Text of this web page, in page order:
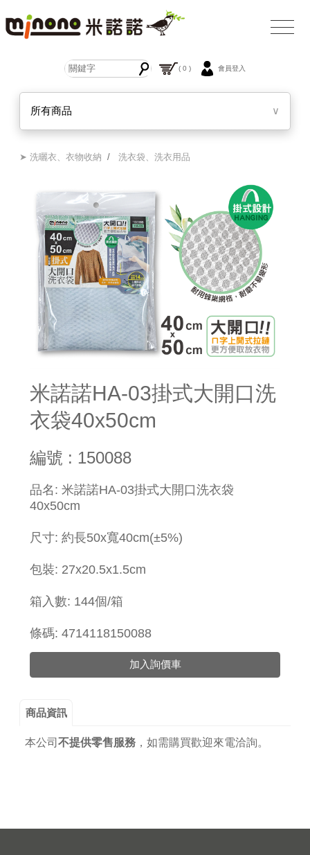
( 0 ) 會員登入
所有商品 ∨
➤ 洗曬衣、衣物收納 /洗衣袋、洗衣用品
米諾諾HA-03掛式大開口洗
衣袋40x50cm
編號 : 150088
品名: 米諾諾HA-03掛式大開口洗衣袋
40x50cm
尺寸: 約長50x寬40cm(±5%)
包裝: 27x20.5x1.5cm
箱入數: 144個/箱
條碼: 4714118150088
加入詢價車
商品資訊
本公司 不提供零售服務， 如需購買歡迎來電洽詢。